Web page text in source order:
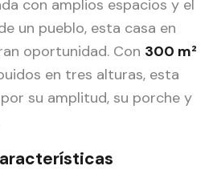
con amplios espacios y el
un pueblo, esta casa en
oportunidad. Con 300 m²
en tres alturas, esta
su amplitud, su porche y